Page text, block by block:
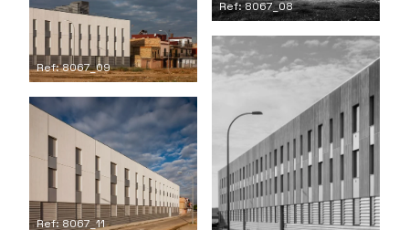
Ref: 8067_08
Ref: 8067_09
Ref: 8067_11